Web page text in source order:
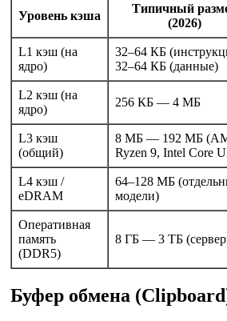
Уровень кэша
Типичный
(2026)
L1 кэш (на
ядро)
32–64 КБ
32–64 КБ (данные)
L2 кэш (на
ядро)
256 КБ — 4 МБ
L3 кэш
(общий)
8 МБ — 192 МБ
Ryzen 9, Intel Core
L4 кэш /
eDRAM
64–128 МБ
модели)
Оперативная
память
(DDR5)
8 ГБ — 3 ТБ
Буфер обмена